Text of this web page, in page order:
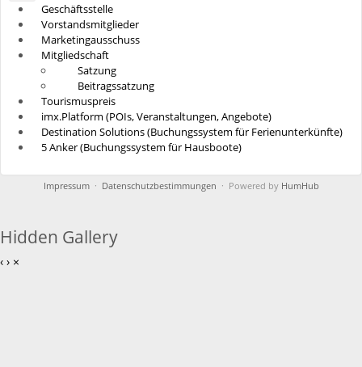
Geschäftsstelle
Vorstandsmitglieder
Marketingausschuss
Mitgliedschaft
Satzung
Beitragssatzung
Tourismuspreis
imx.Platform (POIs, Veranstaltungen, Angebote)
Destination Solutions (Buchungssystem für Ferienunterkünfte)
5 Anker (Buchungssystem für Hausboote)
Impressum· Datenschutzbestimmungen · Powered by HumHub
Hidden Gallery
‹ › ×